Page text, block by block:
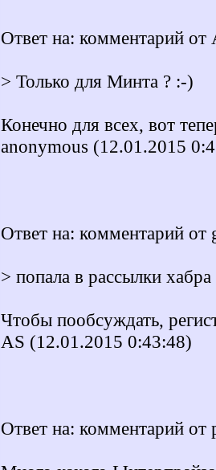
Ответ на: комментарий
> Только для Минта ? :-)
Конечно для всех, вот
anonymous (12.01.2015
Ответ на: комментарий
> попала в рассылки хабра
Чтобы пообсуждать,
AS (12.01.2015 0:43:48)
Ответ на: комментарий